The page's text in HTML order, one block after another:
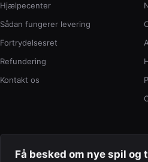
Hjælpecenter
Sådan fungerer levering
Fortrydelsesret
Refundering
Kontakt os
Få besked om nye spil og